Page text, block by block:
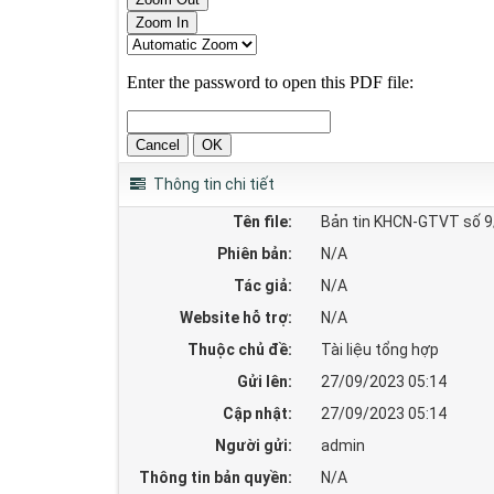
Thông tin chi tiết
Tên file:
Bản tin KHCN-GTVT số
Phiên bản:
N/A
Tác giả:
N/A
Website hỗ trợ:
N/A
Thuộc chủ đề:
Tài liệu tổng hợp
Gửi lên:
27/09/2023 05:14
Cập nhật:
27/09/2023 05:14
Người gửi:
admin
Thông tin bản quyền:
N/A